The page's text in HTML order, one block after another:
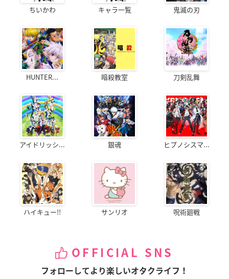
ちいかわ キャラ一覧 鬼滅の刃
HUNTER... 暗殺教室 刀剣乱舞
アイドリッシ... 銀魂 ヒプノシスマ...
ハイキュー!! サンリオ 呪術廻戦
OFFICIAL SNS
フォローしてより楽しいオタクライフ！